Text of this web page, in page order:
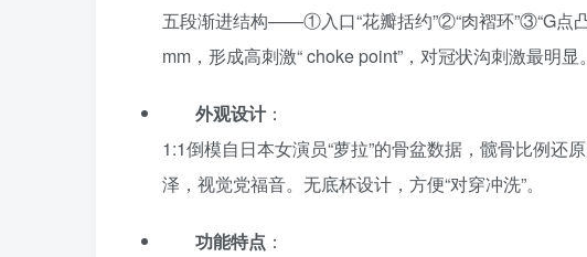
五段渐进结构——①入口“花瓣括约”②“肉褶环”③“G点
mm，形成高刺激“ choke point”，对冠状沟刺激最明显。
外观设计：
1:1倒模自日本女演员“萝拉”的骨盆数据，髋骨比例还
泽，视觉党福音。无底杯设计，方便“对穿冲洗”。
功能特点 ：